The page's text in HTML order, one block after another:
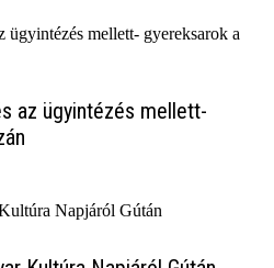
az ügyintézés mellett-